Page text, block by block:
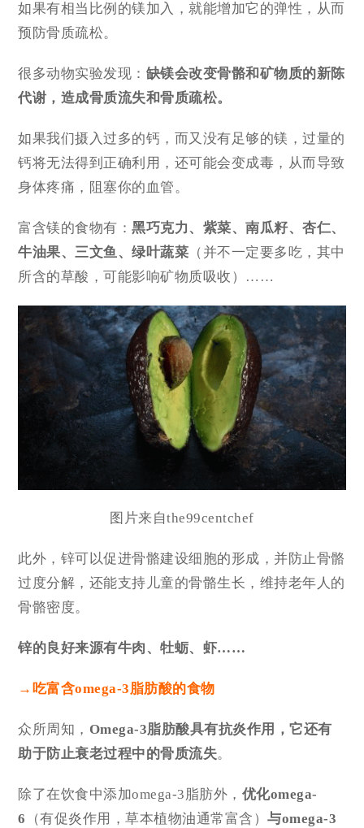
如果有相当比例的镁加入，就能增加它的弹性，从而
预防骨质疏松。
很多动物实验发现： 缺镁会改变骨骼和矿物质的新陈
代谢，造成骨质流失和骨质疏松。
如果我们摄入过多的钙，而又没有足够的镁，过量的
钙将无法得到正确利用，还可能会变成毒，从而导致
身体疼痛，阻塞你的血管。
富含镁的食物有：黑巧克力、紫菜、南瓜籽、杏仁、
牛油果、三文鱼、绿叶蔬菜 （并不一定要多吃，其中
所含的草酸，可能影响矿物质吸收）……
图片来自the99centchef
此外，锌可以促进骨骼建设细胞的形成，并防止骨骼
过度分解，还能支持儿童的骨骼生长，维持老年人的
骨骼密度。
锌的良好来源有牛肉、牡蛎、虾……
→吃富含omega-3脂肪酸的食物
众所周知， Omega-3脂肪酸具有抗炎作用，它还有
助于防止衰老过程中的骨质流失。
除了在饮食中添加omega-3脂肪外， 优化omega-
6
（有促炎作用，草本植物油通常富含）与omega-3